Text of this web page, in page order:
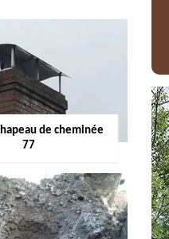
de cheminée
77